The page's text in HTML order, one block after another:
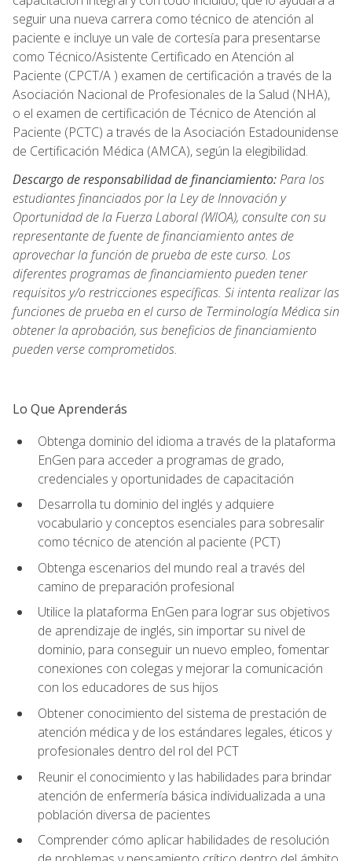
seguir una nueva carrera como técnico de atención al
paciente e incluye un vale de cortesía para presentarse
como Técnico/Asistente Certificado en Atención al
Paciente (CPCT/A ) examen de certificación a través de la
Asociación Nacional de Profesionales de la Salud (NHA),
o el examen de certificación de Técnico de Atención al
Paciente (PCTC) a través de la Asociación Estadounidense
de Certificación Médica (AMCA), según la elegibilidad.
Descargo de responsabilidad de financiamiento:Para los
estudiantes financiados por la Ley de Innovación y
Oportunidad de la Fuerza Laboral (WIOA), consulte con su
representante de fuente de financiamiento antes de
aprovechar la función de prueba de este curso. Los
diferentes programas de financiamiento pueden tener
requisitos y/o restricciones específicas. Si intenta realizar las
funciones de prueba en el curso de Terminología Médica sin
obtener la aprobación, sus beneficios de financiamiento
pueden verse comprometidos.
Lo Que Aprenderás
Obtenga dominio del idioma a través de la plataforma
EnGen para acceder a programas de grado,
credenciales y oportunidades de capacitación
Desarrolla tu dominio del inglés y adquiere
vocabulario y conceptos esenciales para sobresalir
como técnico de atención al paciente (PCT)
Obtenga escenarios del mundo real a través del
camino de preparación profesional
Utilice la plataforma EnGen para lograr sus objetivos
de aprendizaje de inglés, sin importar su nivel de
dominio, para conseguir un nuevo empleo, fomentar
conexiones con colegas y mejorar la comunicación
con los educadores de sus hijos
Obtener conocimiento del sistema de prestación de
atención médica y de los estándares legales, éticos y
profesionales dentro del rol del PCT
Reunir el conocimiento y las habilidades para brindar
atención de enfermería básica individualizada a una
población diversa de pacientes
Comprender cómo aplicar habilidades de resolución